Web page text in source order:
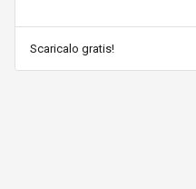
Scaricalo gratis!